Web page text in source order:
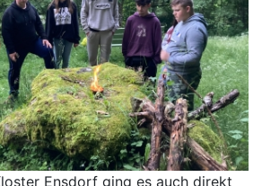
Ensdorf ging es auch direkt